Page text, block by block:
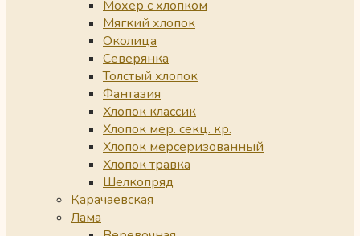
Мохер с хлопком
Мягкий хлопок
Околица
Северянка
Толстый хлопок
Фантазия
Хлопок классик
Хлопок мер. секц. кр.
Хлопок мерсеризованный
Хлопок травка
Шелкопряд
Карачаевская
Лама